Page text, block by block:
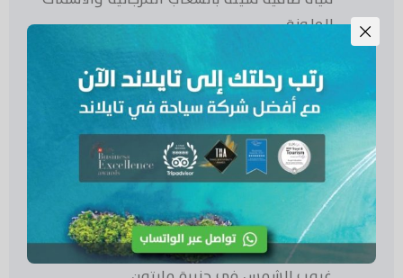
الملونة.
الغداء ووقت حر في جزيرة بي بي دون
تناول الغداء على جزيرة فاي فاي دون مع وقت
حر للاسترخاء على الشاطئ (حوالي ساعة).
15:30 – 17:00 عصرًا
زيارة خليج مايا الشهير، السباحة، الاسترخاء على
الشاطئ الرملي الأبيض والتقاط صور رائعة
للطبيعة.
17:00 – 18:00 مساءً